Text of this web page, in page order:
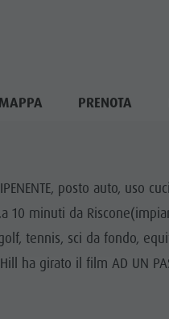
MAPPA PRENOTA
posto auto,
10 minuti da
tennis, sci da fondo,
ha girato il film AD UN